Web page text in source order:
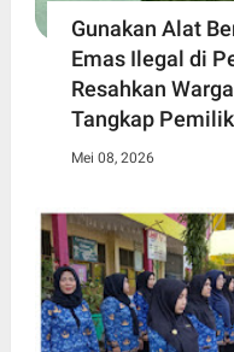
Gunakan Alat
Emas Ilegal di
Resahkan
Tangkap Pemilik
Mei 08, 2026